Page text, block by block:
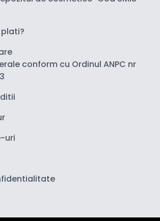
conform cu Ordinul ANPC nr
uri